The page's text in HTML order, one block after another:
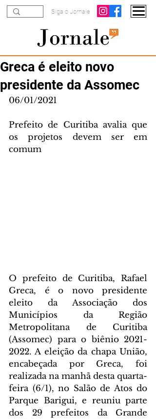
Siga o Jornale
Greca é eleito novo
presidente da Assomec
06/01/2021
Prefeito de Curitiba avalia que
os projetos devem ser em
comum
O prefeito de Curitiba, Rafael
Greca, é o novo presidente
eleito da Associação dos
Municípios da Região
Metropolitana de Curitiba
(Assomec) para o biênio 2021-
2022. A eleição da chapa União,
encabeçada por Greca, foi
realizada na manhã desta quarta-
feira (6/1), no Salão de Atos do
Parque Barigui, e reuniu parte
dos 29 prefeitos da Grande